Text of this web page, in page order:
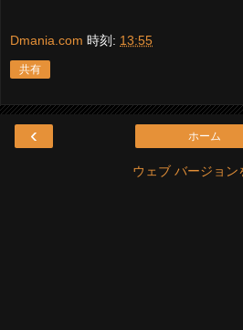
Dmania.com 時刻: 13:55
共有
‹ ホーム
ウェブ バージョン